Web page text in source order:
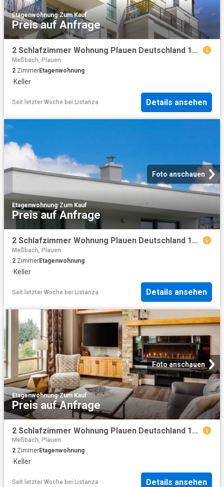
Etagenwohnung·Zum Kauf
Preis auf Anfrage
2 Schlafzimmer Wohnung Plauen Deutschland 104436014
Meßbach, Plauen
2 ZimmerEtagenwohnung
·Keller
Seit letzter Woche bei Listanza Details ansehen
Foto anschauen
Etagenwohnung·Zum Kauf
Preis auf Anfrage
2 Schlafzimmer Wohnung Plauen Deutschland 104436013
Meßbach, Plauen
2 ZimmerEtagenwohnung
·Keller
Seit letzter Woche bei Listanza Details ansehen
Foto anschauen
Etagenwohnung·Zum Kauf
Preis auf Anfrage
2 Schlafzimmer Wohnung Plauen Deutschland 104436011
Meßbach, Plauen
2 ZimmerEtagenwohnung
·Keller
Seit letzter Woche bei Listanza Details ansehen